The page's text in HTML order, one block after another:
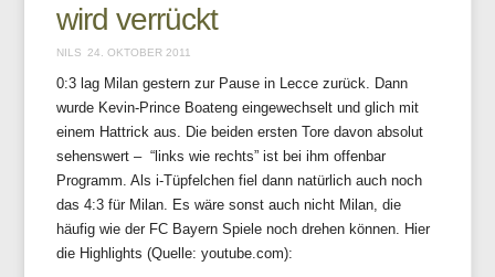
wird verrückt
NILS 24. OKTOBER 2011
0:3 lag Milan gestern zur Pause in Lecce zurück. Dann
wurde Kevin-Prince Boateng eingewechselt und glich mit
einem Hattrick aus. Die beiden ersten Tore davon absolut
sehenswert – “links wie rechts” ist bei ihm offenbar
Programm. Als i-Tüpfelchen fiel dann natürlich auch noch
das 4:3 für Milan. Es wäre sonst auch nicht Milan, die
häufig wie der FC Bayern Spiele noch drehen können. Hier
die Highlights (Quelle: youtube.com):